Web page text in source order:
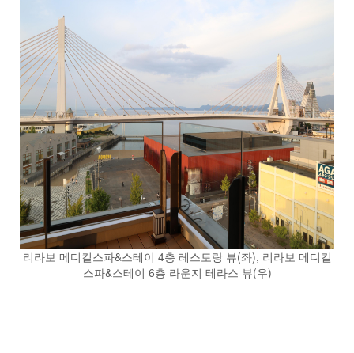
리라보 메디컬스파&스테이 4층 레스토랑 뷰(좌), 리라보 메디컬
스파&스테이 6층 라운지 테라스 뷰(우)